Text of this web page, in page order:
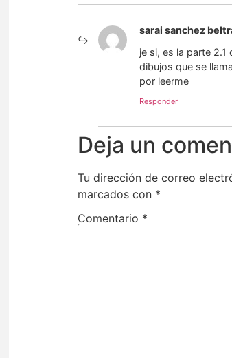
sarai sanchez
je si, es la parte
dibujos que se
por leerme
Responder
Deja un
Tu dirección de correo
marcados con *
Comentario *